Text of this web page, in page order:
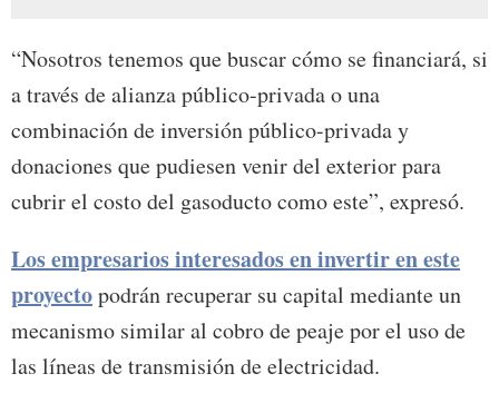
“Nosotros tenemos que buscar cómo se financiará, si
a través de alianza público-privada o una
combinación de inversión público-privada y
donaciones que pudiesen venir del exterior para
cubrir el costo del gasoducto como este”, expresó.
Los empresarios interesados en invertir en este
proyectopodrán recuperar su capital mediante un
mecanismo similar al cobro de peaje por el uso de
las líneas de transmisión de electricidad.